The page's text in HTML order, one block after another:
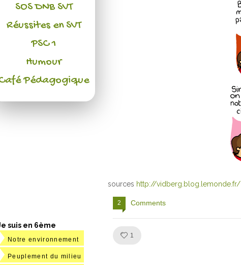
sources http://vidberg.blog.lemonde.fr/
2 Comments
1
SOS DNB SVT
Réussites en SVT
PSC 1
Humour
Pédagogique
suis en 6ème
Notre environnement
Peuplement du milieu